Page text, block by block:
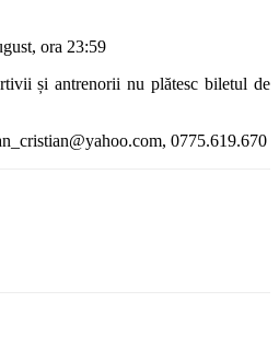
ora 23:59
și antrenorii nu plătesc biletul de
0775.619.670